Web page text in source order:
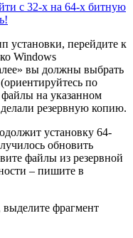
с 32-х на 64-х битную
установки, перейдите к
Windows
вы должны выбрать
по
на указанном
резервную копию.
установку 64-
обновить
файлы из резервной
– пишите в
фрагмент